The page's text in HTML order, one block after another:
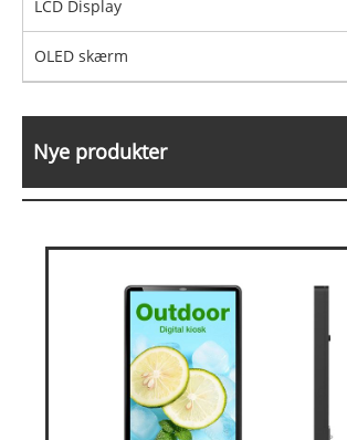
LCD Display
OLED skærm
Nye produkter